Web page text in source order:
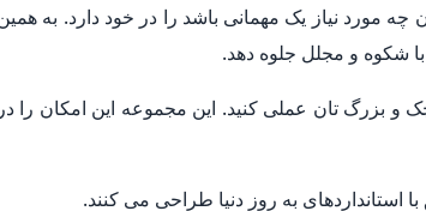
مورد نیاز یک مهمانی باشد را در خود دارد. به
شکوه و مجلل جلوه دهد.
و بزرگ تان عملی کنید. این مجموعه این امکان را
به روز دنیا طراحی می کنند.